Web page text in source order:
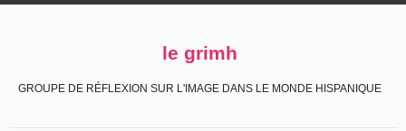
le grimh
GROUPE DE RÉFLEXION SUR L'IMAGE DANS LE MONDE HISPANIQUE